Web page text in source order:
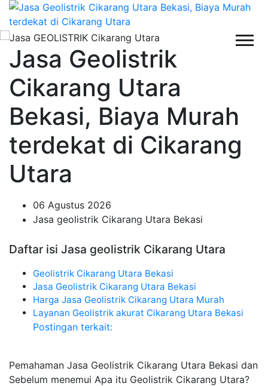
Jasa Geolistrik
Cikarang Utara
Bekasi, Biaya Murah
terdekat di Cikarang
Utara
06 Agustus 2026
Jasa geolistrik Cikarang Utara Bekasi
Daftar isi Jasa geolistrik Cikarang Utara
Geolistrik Cikarang Utara Bekasi
Jasa Geolistrik Cikarang Utara Bekasi
Harga Jasa Geolistrik Cikarang Utara Murah
Layanan Geolistrik akurat Cikarang Utara Bekasi
Postingan terkait:
Pemahaman Jasa Geolistrik Cikarang Utara Bekasi dan
Sebelum menemui Apa itu Geolistrik Cikarang Utara?